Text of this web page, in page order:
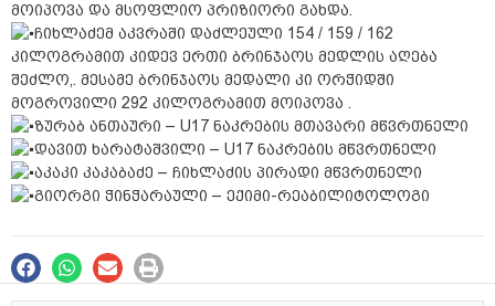
მოიპოვა და მსოფლიო პრიზიორი გახდა.
ჩიხლაძემ აკვრაში დაძლეული 154 / 159 / 162
კილოგრამით კიდევ ერთი ბრინჯაოს მედლის აღება
შეძლო,. მესამე ბრინჯაოს მედალი კი ორჭიდში
მოგროვილი 292 კილოგრამით მოიპოვა .
ზურაბ ანთაური – U17 ნაკრების მთავარი მწვრთნელი
დავით ხარატაშვილი – U17 ნაკრების მწვრთნელი
აკაკი კაკაბაძე – ჩიხლაძის პირადი მწვრთნელი
გიორგი ჭინჭარაული – ექიმი-რეაბილიტოლოგი